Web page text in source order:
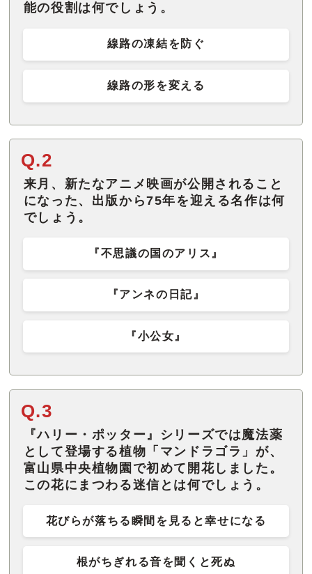
能の役割は何でしょう。
線路の凍結を防ぐ
線路の形を変える
Q.2
来月、新たなアニメ映画が公開されること
になった、出版から75年を迎える名作は何
でしょう。
『不思議の国のアリス』
『アンネの日記』
『小公女』
Q.3
『ハリー・ポッター』シリーズでは魔法薬
として登場する植物「マンドラゴラ」が、
富山県中央植物園で初めて開花しました。
この花にまつわる迷信とは何でしょう。
花びらが落ちる瞬間を見ると幸せになる
根がちぎれる音を聞くと死ぬ